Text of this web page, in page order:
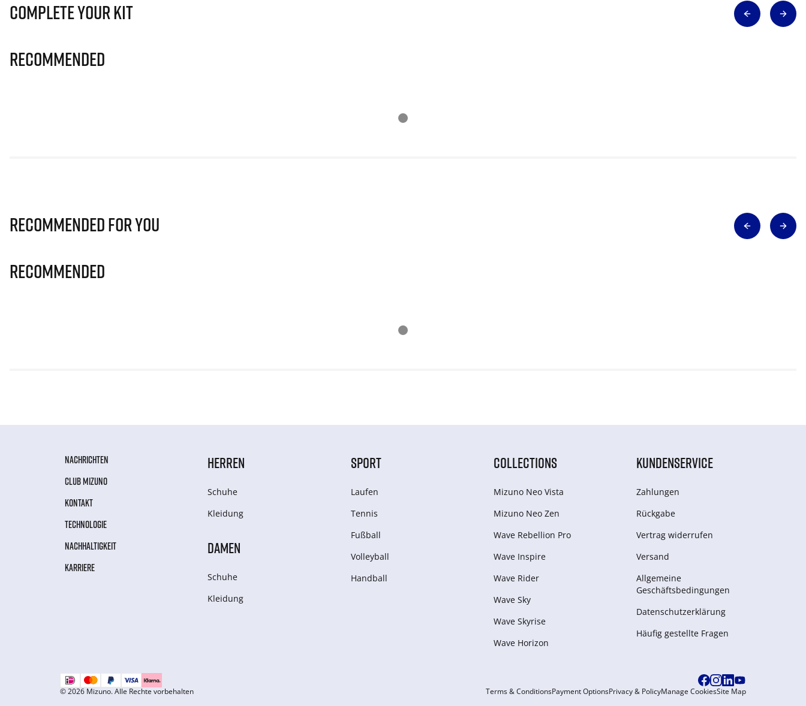
Complete Your Kit
Recommended
Recommended for you
Recommended
NACHRICHTEN
CLUB MIZUNO
KONTAKT
TECHNOLOGIE
NACHHALTIGKEIT
KARRIERE
HERREN
Schuhe
Kleidung
DAMEN
Schuhe
Kleidung
SPORT
Laufen
Tennis
Fußball
Volleyball
Handball
COLLECTIONS
Mizuno Neo Vista
Mizuno Neo Zen
Wave Rebellion Pro
Wave Inspire
Wave Rider
Wave Sky
Wave Skyrise
Wave Horizon
KUNDENSERVICE
Zahlungen
Rückgabe
Vertrag widerrufen
Versand
Allgemeine
Geschäftsbedingungen
Datenschutzerklärung
Häufig gestellte Fragen
© 2026 Mizuno. Alle Rechte vorbehalten Terms & ConditionsPayment OptionsPrivacy & PolicyManage CookiesSite Map